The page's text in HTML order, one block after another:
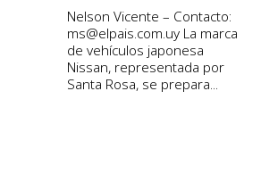
Nelson Vicente – Contacto:
ms@elpais.com.uyLa marca
de vehículos japonesa
Nissan, representada por
Santa Rosa, se prepara...